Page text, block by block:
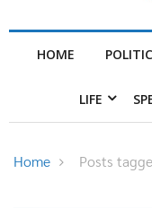
HOME
LIFE
Home Posts